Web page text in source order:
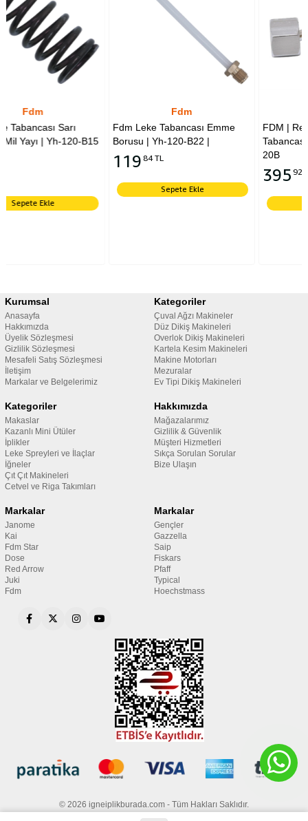
B15
Fdm Leke Tabancası Emme
Borusu | Yh-120-B22 |
Sepete Ekle
FDM | Red Arrow | Leke
Tabancası | Ayarlı Ucu |
Sepete Ekle
Kurumsal
Anasayfa
Hakkımızda
Üyelik Sözleşmesi
Gizlilik Sözleşmesi
Mesafeli Satış Sözleşmesi
İletişim
Markalar ve Belgelerimiz
Kategoriler
Çuval Ağzı Makineler
Düz Dikiş Makineleri
Overlok Dikiş Makineleri
Kartela Kesim Makineleri
Makine Motorları
Mezuralar
Ev Tipi Dikiş Makineleri
Kategoriler
Makaslar
Kazanlı Mini Ütüler
İplikler
Leke Spreyleri ve İlaçlar
İğneler
Çıt Çıt Makineleri
Cetvel ve Riga Takımları
Hakkımızda
Mağazalarımız
Gizlilik & Güvenlik
Müşteri Hizmetleri
Sıkça Sorulan Sorular
Bize Ulaşın
Markalar
Janome
Kai
Fdm Star
Dose
Red Arrow
Juki
Fdm
Markalar
Gençler
Gazzella
Saip
Fiskars
Pfaff
Typical
Hoechstmass
© 2026 igneiplikburada.com - Tüm Hakları Saklıdır.